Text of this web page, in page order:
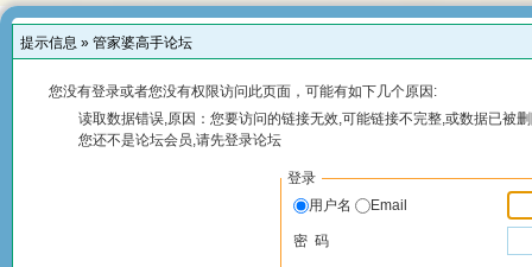
提示信息 » 管家婆高手论坛
您没有登录或者您没有权限访问此页面，可能有如下几个原因:
读取数据错误,原因：您要访问的链接无效,可能链接不完整,或数据已被
您还不是论坛会员,请先登录论坛
登录
用户名
Email
密 码